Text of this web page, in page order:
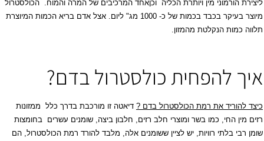
ליצירת הורמוני מין ויותרת הכליה וכןאחד המרכיבים של המרה והמוח.
הכולסטרול
מיוצר בעיקר בכבד בכמות של כ- 1000 מג" ליום. אצל אדם בריא הכמות המיוצרת
תלווה כמות הנקלטת מהמזון.
איך להפחית כולסטרול בדם?
כיצד להוריד את רמת הכולסטרול בדם ? דיאטה זו מורכבת בדרך כלל ממזונות
רזים מין החי, כמו בשר ומוצרי חלב רזים, חלבון ביצה, שומנים עשרים
בחומצות
שומן רבי בלתי רוויות, יש לציין ששומנים אלה, מלבד להורד רמת הכולסטרול, הם